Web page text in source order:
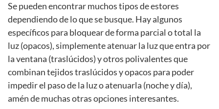
Se pueden encontrar muchos tipos de estores
dependiendo de lo que se busque. Hay algunos
específicos para bloquear de forma parcial o total la
luz (opacos), simplemente atenuar la luz que entra por
la ventana (traslúcidos) y otros polivalentes que
combinan tejidos traslúcidos y opacos para poder
impedir el paso de la luz o atenuarla (noche y día),
amén de muchas otras opciones interesantes.